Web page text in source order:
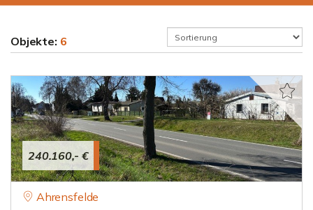
Objekte: 6
240.160,- €
Ahrensfelde